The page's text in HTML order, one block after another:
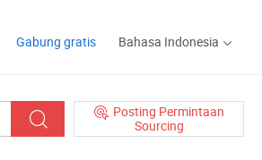
Gabung gratis Bahasa Indonesia
Posting Permintaan
Sourcing